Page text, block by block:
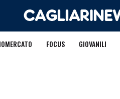
FOCUS GIOVANILI